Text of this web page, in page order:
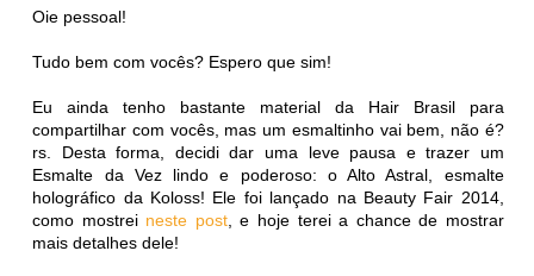
Oie pessoal!
Tudo bem com vocês? Espero que sim!
Eu ainda tenho bastante material da Hair Brasil para
compartilhar com vocês, mas um esmaltinho vai bem, não é?
rs. Desta forma, decidi dar uma leve pausa e trazer um
Esmalte da Vez lindo e poderoso: o Alto Astral, esmalte
holográfico da Koloss! Ele foi lançado na Beauty Fair 2014,
como mostrei neste post, e hoje terei a chance de mostrar
mais detalhes dele!